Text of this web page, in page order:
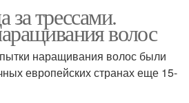
за трессами.
волос
наращивания волос были
европейских странах еще 15-